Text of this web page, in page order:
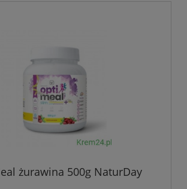
żurawina 500g NaturDay